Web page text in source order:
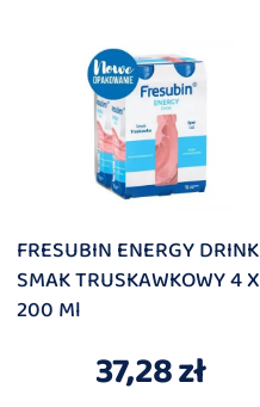
FRESUBIN ENERGY DRINK
SMAK TRUSKAWKOWY 4 X
200 Ml
37,28 zł